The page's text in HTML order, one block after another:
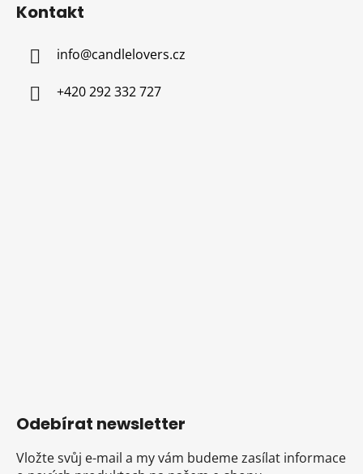
Kontakt
info@candlelovers.cz
+420 292 332 727
Odebírat newsletter
Vložte svůj e-mail a my vám budeme zasílat informace